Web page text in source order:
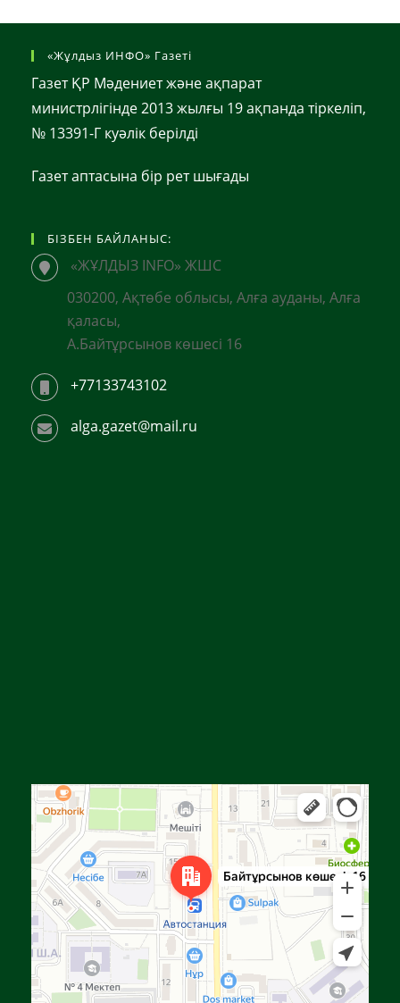
«Жұлдыз ИНФО» Газеті
Газет ҚР Мәдениет және ақпарат
министрлігінде 2013 жылғы 19 ақпанда тіркеліп,
№ 13391-Г куәлік берілді
Газет аптасына бір рет шығады
БІЗБЕН БАЙЛАНЫС:
«ЖҰЛДЫЗ INFO» ЖШС
030200, Ақтөбе облысы, Алға ауданы, Алға
қаласы,
А.Байтұрсынов көшесі 16
+77133743102
alga.gazet@mail.ru
Яндекс Карталар — көлік, навигация, орындарды іздеу